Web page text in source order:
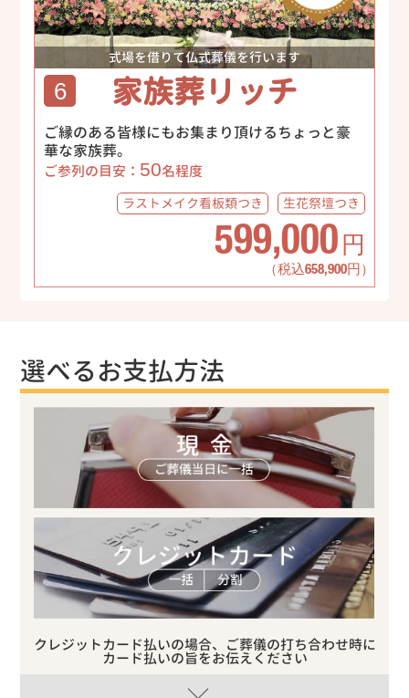
式場を借りて仏式葬儀を行います
6 家族葬リッチ
ご縁のある皆様にもお集まり頂けるちょっと豪
華な家族葬。
ご参列の目安： 50名程度
ラストメイク看板類つき 生花祭壇つき
599,000 円
（税込658,900円）
選べるお支払方法
クレジットカード払いの場合、ご葬儀の打ち合わせ時に
カード払いの旨をお伝えください